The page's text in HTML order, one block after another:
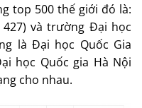
top 500 thế giới đó là:
và trường Đại học
là Đại học Quốc Gia
học Quốc gia Hà Nội
cho nhau.